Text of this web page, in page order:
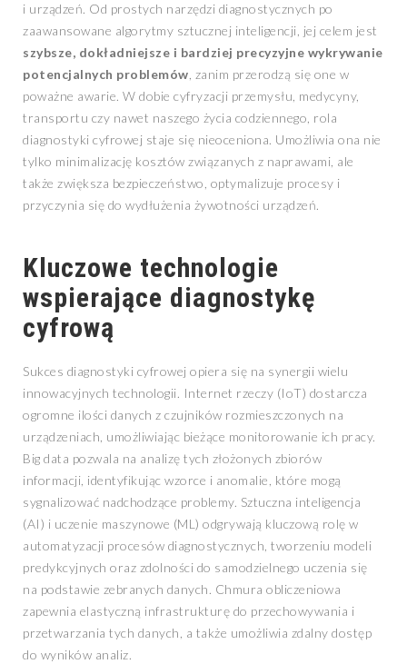
i urządzeń. Od prostych narzędzi diagnostycznych po
zaawansowane algorytmy sztucznej inteligencji, jej celem jest
szybsze, dokładniejsze i bardziej precyzyjne wykrywanie
potencjalnych problemów , zanim przerodzą się one w
poważne awarie. W dobie cyfryzacji przemysłu, medycyny,
transportu czy nawet naszego życia codziennego, rola
diagnostyki cyfrowej staje się nieoceniona. Umożliwia ona nie
tylko minimalizację kosztów związanych z naprawami, ale
także zwiększa bezpieczeństwo, optymalizuje procesy i
przyczynia się do wydłużenia żywotności urządzeń.
Kluczowe technologie
wspierające diagnostykę
cyfrową
Sukces diagnostyki cyfrowej opiera się na synergii wielu
innowacyjnych technologii. Internet rzeczy (IoT) dostarcza
ogromne ilości danych z czujników rozmieszczonych na
urządzeniach, umożliwiając bieżące monitorowanie ich pracy.
Big data pozwala na analizę tych złożonych zbiorów
informacji, identyfikując wzorce i anomalie, które mogą
sygnalizować nadchodzące problemy. Sztuczna inteligencja
(AI) i uczenie maszynowe (ML) odgrywają kluczową rolę w
automatyzacji procesów diagnostycznych, tworzeniu modeli
predykcyjnych oraz zdolności do samodzielnego uczenia się
na podstawie zebranych danych. Chmura obliczeniowa
zapewnia elastyczną infrastrukturę do przechowywania i
przetwarzania tych danych, a także umożliwia zdalny dostęp
do wyników analiz.